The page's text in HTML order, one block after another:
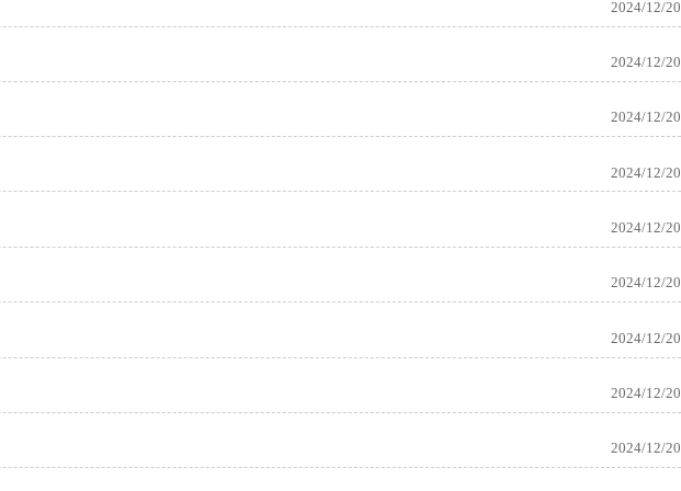
2024/12/20
2024/12/20
2024/12/20
2024/12/20
2024/12/20
2024/12/20
2024/12/20
2024/12/20
2024/12/20